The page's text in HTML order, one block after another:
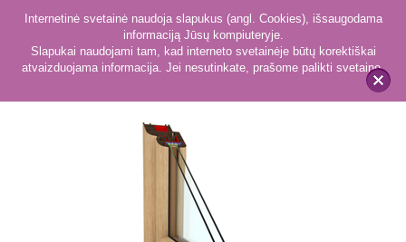
x
Internetinė svetainė naudoja slapukus (angl. Cookies), išsaugodama
informaciją Jūsų kompiuteryje.
Slapukai naudojami tam, kad interneto svetainėje būtų korektiškai
atvaizduojama informacija. Jei nesutinkate, prašome palikti svetainę.
Langai 56